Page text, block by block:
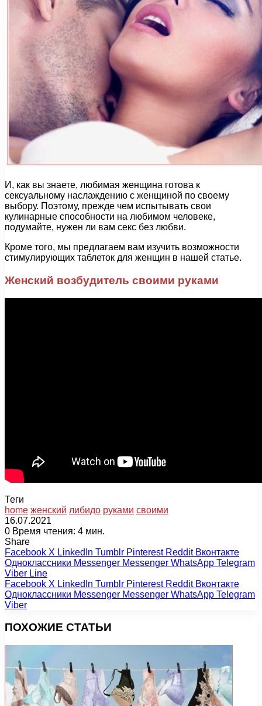
И, как вы знаете, любимая женщина готова к
сексуальному наслаждению с женщиной по своему
выбору. Поэтому, прежде чем испытывать свои
кулинарные способности на любимом человеке,
подумайте, нужен ли вам секс без любви.
Кроме того, мы предлагаем вам изучить возможности
стимулирующих таблеток для женщин в нашей статье.
Женский возбудитель своими руками
Теги
home женский либидо руками своими
16.07.2021
0 Время чтения: 4 мин.
Share
Facebook X LinkedIn Tumblr Pinterest Reddit Вконтакте
Одноклассники Messenger Messenger WhatsApp Telegram
Viber Line
Facebook X LinkedIn Tumblr Pinterest Reddit Вконтакте
Одноклассники Messenger Messenger WhatsApp Telegram
Viber
ПОХОЖИЕ СТАТЬИ